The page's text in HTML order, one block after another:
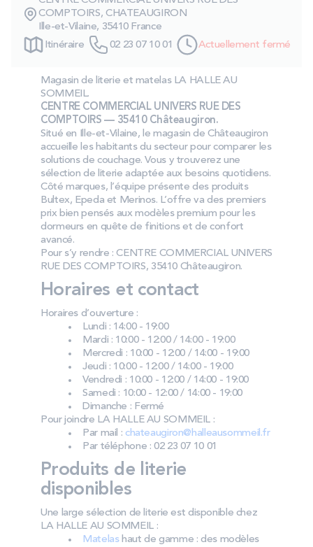
PROMOS
Nos engagements
Storelocator
Contact
Mon compte
COMPTOIRS, CHATEAUGIRON
Ille-et-Vilaine, 35410 France
Itinéraire
02 23 07 10 01 Actuellement fermé
Magasin de literie et matelas LA HALLE AU
SOMMEIL.
CENTRE COMMERCIAL UNIVERS RUE DES
COMPTOIRS — 35410 Châteaugiron.
Situé en Ille‑et‑Vilaine, le magasin de Châteaugiron
accueille les habitants du secteur pour comparer les
solutions de couchage. Vous y trouverez une
sélection de literie adaptée aux besoins quotidiens.
Côté marques, l’équipe présente des produits
Bultex, Epeda et Merinos. L’offre va des premiers
prix bien pensés aux modèles premium pour les
dormeurs en quête de finitions et de confort
avancé.
Pour s’y rendre : CENTRE COMMERCIAL UNIVERS
RUE DES COMPTOIRS, 35410 Châteaugiron.
Horaires et contact
Horaires d’ouverture :
Lundi : 14:00 - 19:00
Mardi : 10:00 - 12:00 / 14:00 - 19:00
Mercredi : 10:00 - 12:00 / 14:00 - 19:00
Jeudi : 10:00 - 12:00 / 14:00 - 19:00
Vendredi : 10:00 - 12:00 / 14:00 - 19:00
Samedi : 10:00 - 12:00 / 14:00 - 19:00
Dimanche : Fermé
Pour joindre LA HALLE AU SOMMEIL :
Par mail : chateaugiron@halleausommeil.fr
Par téléphone : 02 23 07 10 01
Produits de literie
disponibles
Une large sélection de literie est disponible chez
LA HALLE AU SOMMEIL :
Matelashaut de gamme : des modèles